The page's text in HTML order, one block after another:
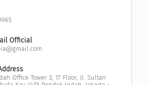
Official
Office Tower 3, 17 Floor, Jl. Sultan